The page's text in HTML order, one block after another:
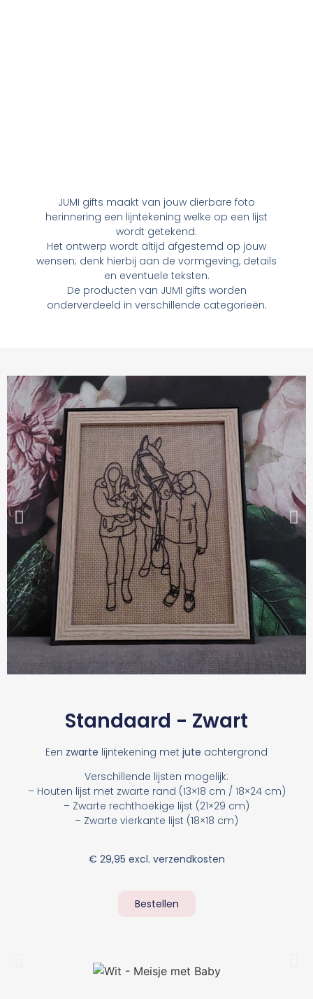
JUMI gifts maakt van jouw dierbare foto
herinnering een lijntekening welke op een lijst
wordt getekend.
Het ontwerp wordt altijd afgestemd op jouw
wensen; denk hierbij aan de vormgeving, details
en eventuele teksten.
De producten van JUMI gifts worden
onderverdeeld in verschillende categorieën.
Standaard - Zwart
Een zwarte lijntekening met jute achtergrond
Verschillende lijsten mogelijk:
– Houten lijst met zwarte rand (13×18 cm / 18×24 cm)
– Zwarte rechthoekige lijst (21×29 cm)
– Zwarte vierkante lijst (18×18 cm)
€ 29,95 excl. verzendkosten
Bestellen